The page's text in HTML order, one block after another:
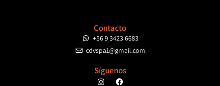
Contacto
+56 9 3423 6683
cdvspa1@gmail.com
Sïguenos